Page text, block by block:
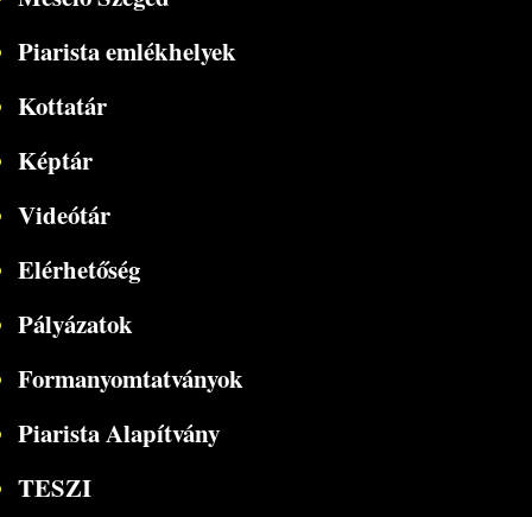
Piarista emlékhelyek
Kottatár
Képtár
Videótár
Elérhetőség
Pályázatok
Formanyomtatványok
Piarista Alapítvány
TESZI